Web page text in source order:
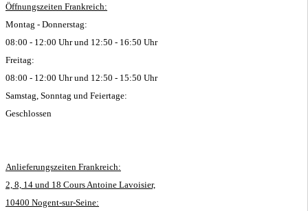
Öffnungszeiten Frankreich:
Montag - Donnerstag:
08:00 - 12:00 Uhr und 12:50 - 16:50 Uhr
Freitag:
08:00 - 12:00 Uhr und 12:50 - 15:50 Uhr
Samstag, Sonntag und Feiertage:
Geschlossen
Anlieferungszeiten Frankreich:
2, 8, 14 und 18 Cours Antoine Lavoisier,
10400 Nogent-sur-Seine: